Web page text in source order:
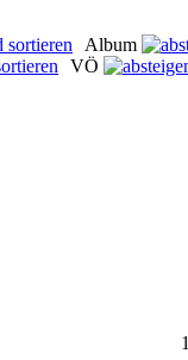
Album
VÖ